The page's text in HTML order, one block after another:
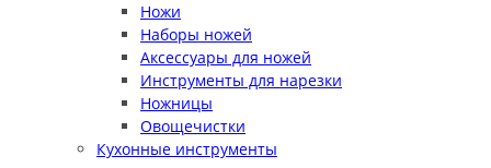
Ножи
Наборы ножей
Аксессуары для ножей
Инструменты для нарезки
Ножницы
Овощечистки
Кухонные инструменты